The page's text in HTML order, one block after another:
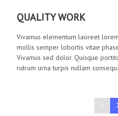
QUALITY WORK
Vivamus elementum laoreet
mollis semper lobortis vitae
Vivamus sed dolor. Quisque
rutrum urna turpis nullam